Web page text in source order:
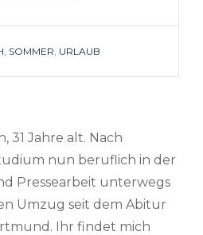
SOMMER URLAUB
31 Jahre alt. Nach
nun beruflich in der
Pressearbeit unterwegs
Umzug seit dem Abitur
Ihr findet mich